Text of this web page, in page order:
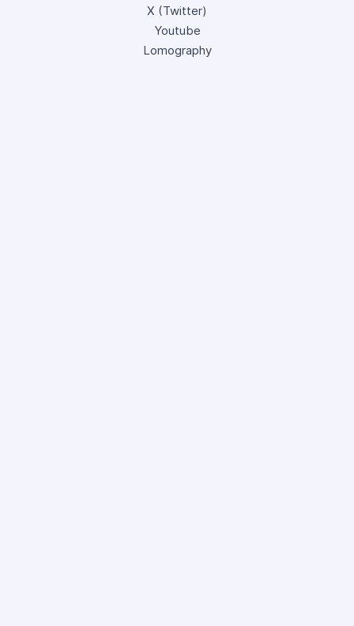
X (Twitter)
Youtube
Lomography